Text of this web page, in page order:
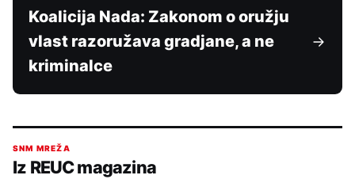
Koalicija Nada: Zakonom o oružju
vlast razoružava gradjane, a ne
kriminalce
SNM MREŽA
Iz REUC magazina